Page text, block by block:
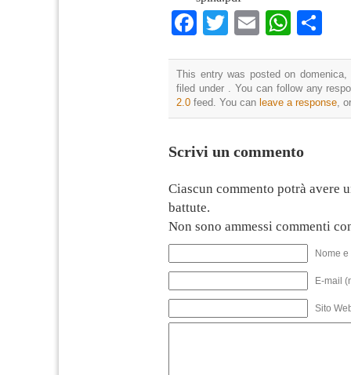
Facebook
TwitterEmail
This entry was posted on
filed under . You can follow any
2.0 feed. You can leave a response,
Scrivi un commento
Ciascun commento potrà avere
battute.
Non sono ammessi commenti
Nome
E-mail
Sito